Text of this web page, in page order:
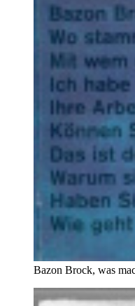
Bazon Brock, was